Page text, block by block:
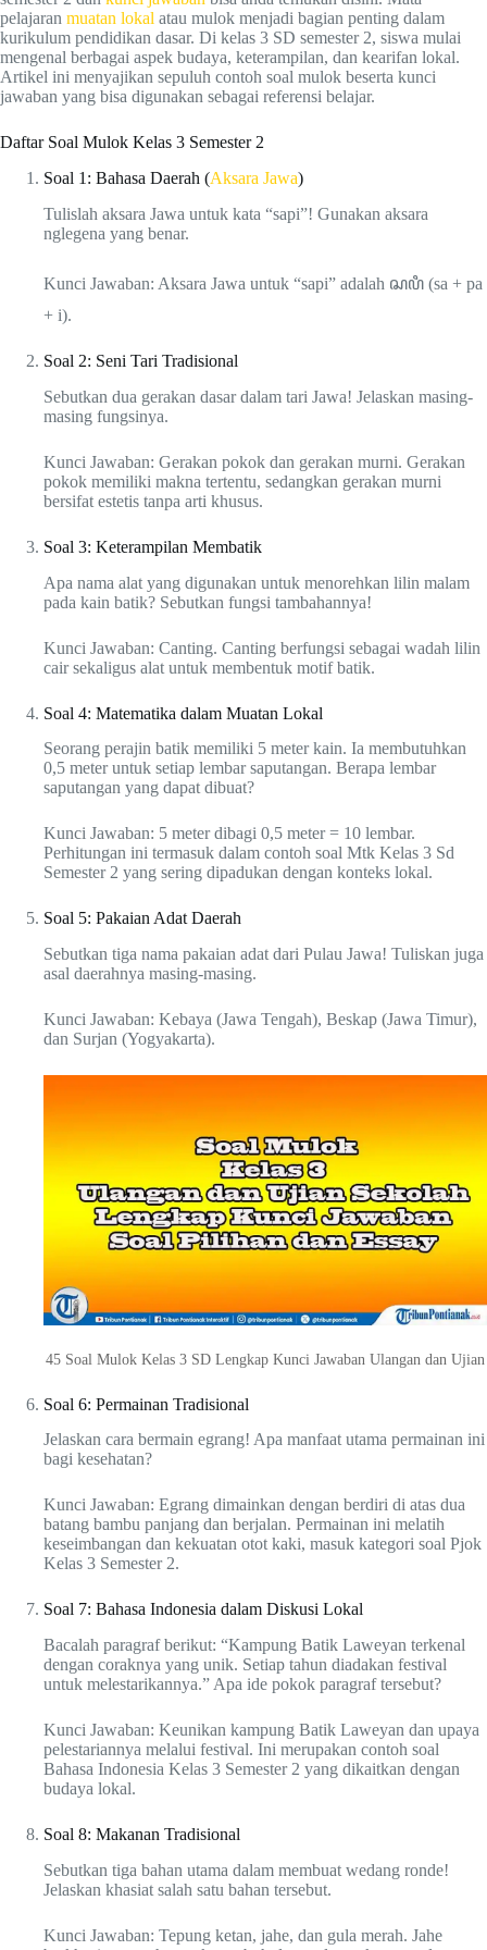
pelajaran muatan lokal atau mulok menjadi bagian penting dalam
kurikulum pendidikan dasar. Di kelas 3 SD semester 2, siswa mulai
mengenal berbagai aspek budaya, keterampilan, dan kearifan lokal.
Artikel ini menyajikan sepuluh contoh soal mulok beserta kunci
jawaban yang bisa digunakan sebagai referensi belajar.
Daftar Soal Mulok Kelas 3 Semester 2
Soal 1: Bahasa Daerah (Aksara Jawa)
Tulislah aksara Jawa untuk kata “sapi”! Gunakan aksara
nglegena yang benar.
Kunci Jawaban: Aksara Jawa untuk “sapi” adalah ꦱꦥꦶ (sa + pa
+ i).
Soal 2: Seni Tari Tradisional
Sebutkan dua gerakan dasar dalam tari Jawa! Jelaskan masing-
masing fungsinya.
Kunci Jawaban: Gerakan pokok dan gerakan murni. Gerakan
pokok memiliki makna tertentu, sedangkan gerakan murni
bersifat estetis tanpa arti khusus.
Soal 3: Keterampilan Membatik
Apa nama alat yang digunakan untuk menorehkan lilin malam
pada kain batik? Sebutkan fungsi tambahannya!
Kunci Jawaban: Canting. Canting berfungsi sebagai wadah lilin
cair sekaligus alat untuk membentuk motif batik.
Soal 4: Matematika dalam Muatan Lokal
Seorang perajin batik memiliki 5 meter kain. Ia membutuhkan
0,5 meter untuk setiap lembar saputangan. Berapa lembar
saputangan yang dapat dibuat?
Kunci Jawaban: 5 meter dibagi 0,5 meter = 10 lembar.
Perhitungan ini termasuk dalam contoh soal Mtk Kelas 3 Sd
Semester 2 yang sering dipadukan dengan konteks lokal.
Soal 5: Pakaian Adat Daerah
Sebutkan tiga nama pakaian adat dari Pulau Jawa! Tuliskan juga
asal daerahnya masing-masing.
Kunci Jawaban: Kebaya (Jawa Tengah), Beskap (Jawa Timur),
dan Surjan (Yogyakarta).
45 Soal Mulok Kelas 3 SD Lengkap Kunci Jawaban Ulangan dan Ujian
Soal 6: Permainan Tradisional
Jelaskan cara bermain egrang! Apa manfaat utama permainan ini
bagi kesehatan?
Kunci Jawaban: Egrang dimainkan dengan berdiri di atas dua
batang bambu panjang dan berjalan. Permainan ini melatih
keseimbangan dan kekuatan otot kaki, masuk kategori soal Pjok
Kelas 3 Semester 2.
Soal 7: Bahasa Indonesia dalam Diskusi Lokal
Bacalah paragraf berikut: “Kampung Batik Laweyan terkenal
dengan coraknya yang unik. Setiap tahun diadakan festival
untuk melestarikannya.” Apa ide pokok paragraf tersebut?
Kunci Jawaban: Keunikan kampung Batik Laweyan dan upaya
pelestariannya melalui festival. Ini merupakan contoh soal
Bahasa Indonesia Kelas 3 Semester 2 yang dikaitkan dengan
budaya lokal.
Soal 8: Makanan Tradisional
Sebutkan tiga bahan utama dalam membuat wedang ronde!
Jelaskan khasiat salah satu bahan tersebut.
Kunci Jawaban: Tepung ketan, jahe, dan gula merah. Jahe